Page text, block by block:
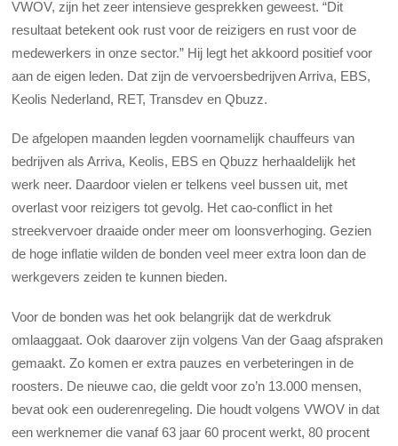
VWOV, zijn het zeer intensieve gesprekken geweest. “Dit
resultaat betekent ook rust voor de reizigers en rust voor de
medewerkers in onze sector.” Hij legt het akkoord positief voor
aan de eigen leden. Dat zijn de vervoersbedrijven Arriva, EBS,
Keolis Nederland, RET, Transdev en Qbuzz.
De afgelopen maanden legden voornamelijk chauffeurs van
bedrijven als Arriva, Keolis, EBS en Qbuzz herhaaldelijk het
werk neer. Daardoor vielen er telkens veel bussen uit, met
overlast voor reizigers tot gevolg. Het cao-conflict in het
streekvervoer draaide onder meer om loonsverhoging. Gezien
de hoge inflatie wilden de bonden veel meer extra loon dan de
werkgevers zeiden te kunnen bieden.
Voor de bonden was het ook belangrijk dat de werkdruk
omlaaggaat. Ook daarover zijn volgens Van der Gaag afspraken
gemaakt. Zo komen er extra pauzes en verbeteringen in de
roosters. De nieuwe cao, die geldt voor zo’n 13.000 mensen,
bevat ook een ouderenregeling. Die houdt volgens VWOV in dat
een werknemer die vanaf 63 jaar 60 procent werkt, 80 procent